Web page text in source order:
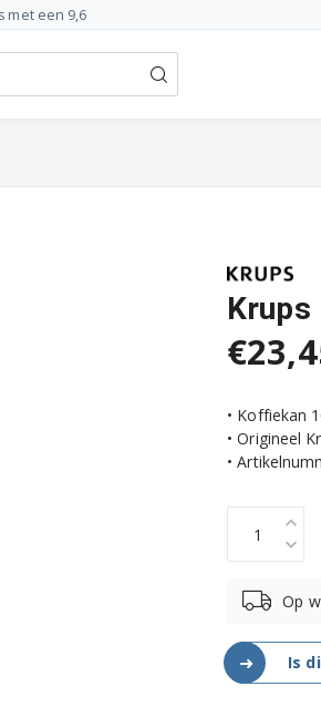
met een 9,6
Krups
• Koffiekan
• Origineel
•
Op
➜ Is